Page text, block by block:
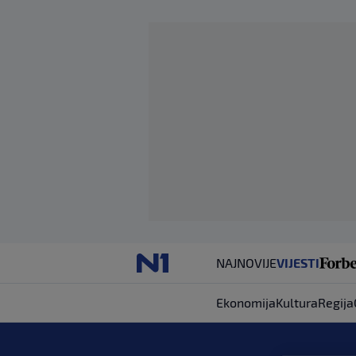
NAJNOVIJEVIJESTI
EkonomijaKulturaRegija